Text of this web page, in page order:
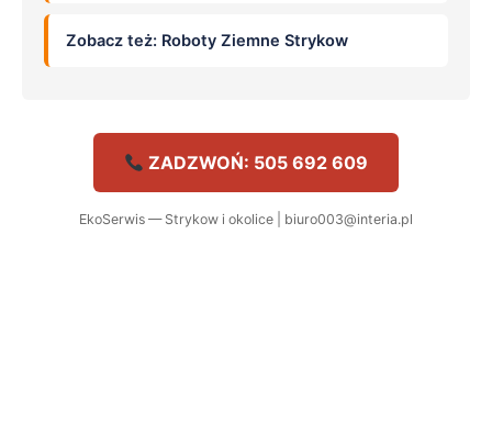
Zobacz też: Roboty Ziemne Strykow
ZADZWOŃ: 505 692 609
EkoSerwis — Strykow i okolice | biuro003@interia.pl